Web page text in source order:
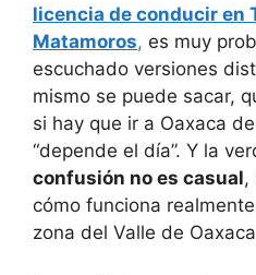
licencia de conducir en
Matamoros, es muy
escuchado versiones
mismo se puede sacar,
si hay que ir a Oaxaca
“depende el día”. Y la
confusión no es casual,
cómo funciona
zona del Valle de